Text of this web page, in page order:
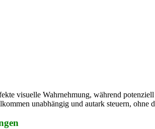
visuelle Wahrnehmung, während
unabhängig und autark steuern, ohne